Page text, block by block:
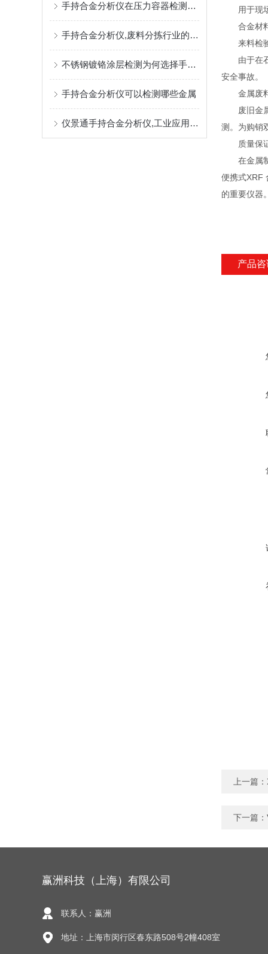
手持合金分析仪在压力容器检测方面的应用
手持合金分析仪,废料分拣行业的元素检测利器
不锈钢镀铬涂层检测为何选择手持合金分析仪
手持合金分析仪可以检测哪些金属
仪景通手持合金分析仪,工业应用中的得力质控与优化助手
用于现场
合金材料
来料检验;
由于在石
安全事故。
金属废
废旧金属
测。为购销
质量保证
在金属制
便携式XRF
的重要仪器
产品
上一篇：
下一篇：
赢洲科技（上海）有限公司
联系人：赢洲
地址：上海市闵行区春东路508号2幢408室